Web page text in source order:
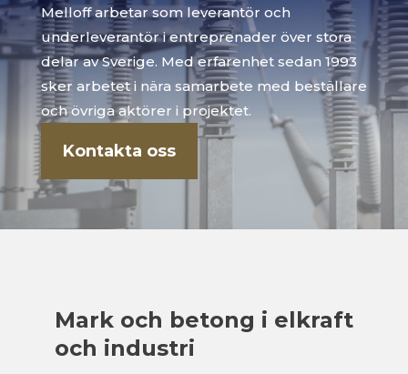
Melloff arbetar som leverantör och
underleverantör i entreprenader över stora
delar av Sverige. Med erfarenhet sedan 1993
sker arbetet i nära samarbete med beställare
och övriga aktörer i projektet.
Kontakta oss
Mark och betong i elkraft
och industri